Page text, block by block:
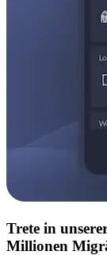
Trete in
Millionen